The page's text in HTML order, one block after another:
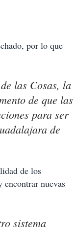
por lo que
las Cosas, la
de que las
para ser
de
de los
encontrar nuevas
sistema